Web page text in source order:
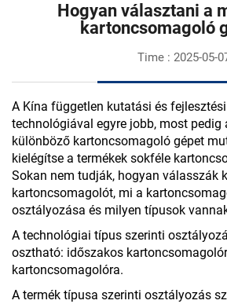
Tervezési Eset
Hírek
Kapcsolat
Hogyan választani a
kartoncsomagoló
Time : 2025-05-
A Kína független kutatási és
technológiával egyre jobb, most pedig
különböző kartoncsomagoló gépet
kielégítse a termékek sokféle
Sokan nem tudják, hogyan válasszák
kartoncsomagolót, mi a
osztályozása és milyen típusok
A technológiai típus szerinti
osztható: időszakos
kartoncsomagolóra.
A termék típusa szerinti osztályozás